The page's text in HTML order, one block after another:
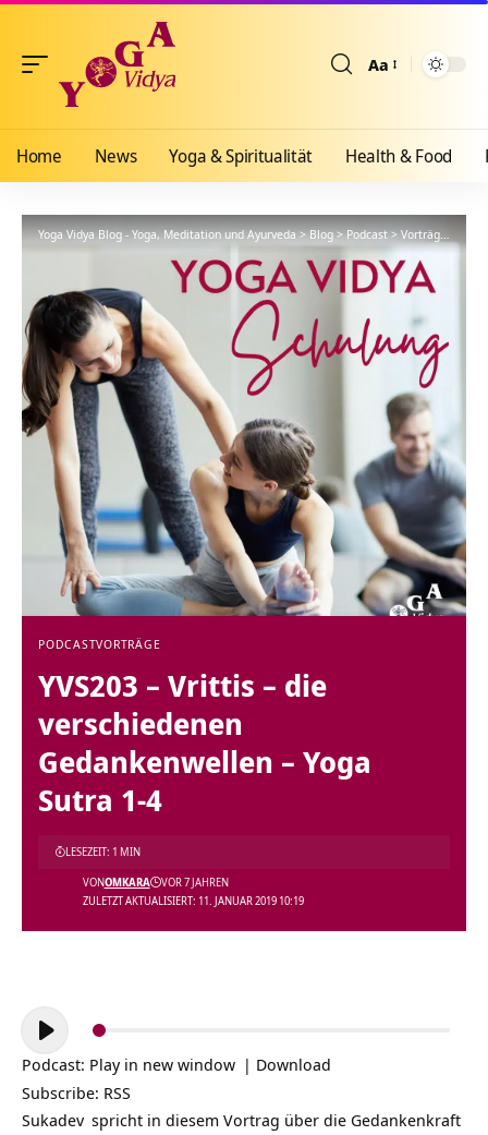
Aa
Home News Yoga & Spiritualität Health & Food
Yoga Vidya Blog - Yoga, Meditation und Ayurveda>Blog>Podcast>Vorträge >
PODCASTVORTRÄGE
YVS203 – Vrittis – die
verschiedenen
Gedankenwellen – Yoga
Sutra 1-4
ZULETZT AKTUALISIERT: 11. JANUAR 2019 10:19
VONOMKARA VOR 7 JAHREN
LESEZEIT: 1 MIN
Audio-
Player
Podcast: Play in new window | Download
Subscribe: RSS
Sukadev spricht in diesem Vortrag über die Gedankenkraft